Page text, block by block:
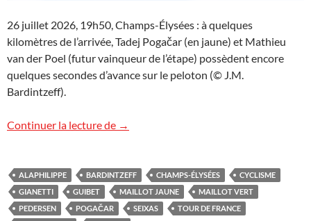
26 juillet 2026, 19h50, Champs-Élysées : à quelques
kilomètres de l’arrivée, Tadej Pogačar (en jaune) et Mathieu
van der Poel (futur vainqueur de l’étape) possèdent encore
quelques secondes d’avance sur le peloton (© J.M.
Bardintzeff).
Continuer la lecture de Le Tour de France aux Champs-Élysées
→
ALAPHILIPPE BARDINTZEFF CHAMPS-ÉLYSÉES
CYCLISME
GIANETTI
GUIBET MAILLOT JAUNE
MAILLOT VERT
PEDERSEN
POGAČAR SEIXAS
TOUR DE FRANCE